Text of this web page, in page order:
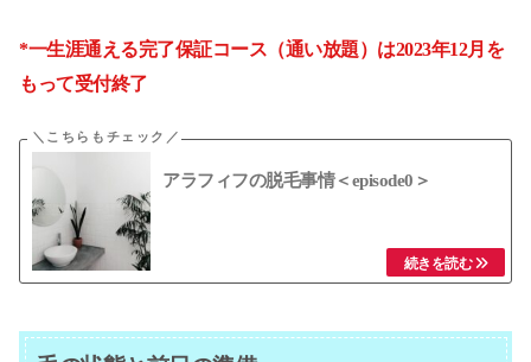
*一生涯通える完了保証コース（通い放題）は2023年12月を
もって受付終了
アラフィフの脱毛事情＜episode0＞